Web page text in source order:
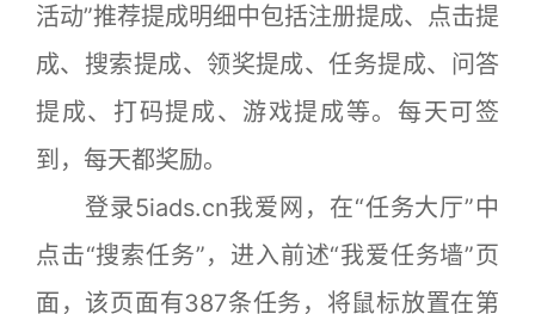
活动”推荐提成明细中包括注册提成、点击提
成、搜索提成、领奖提成、任务提成、问答
提成、打码提成、游戏提成等。每天可签
到，每天都奖励。
登录5iads.cn我爱网，在“任务大厅”中
点击“搜索任务”，进入前述“我爱任务墙”页
面，该页面有387条任务，将鼠标放置在第